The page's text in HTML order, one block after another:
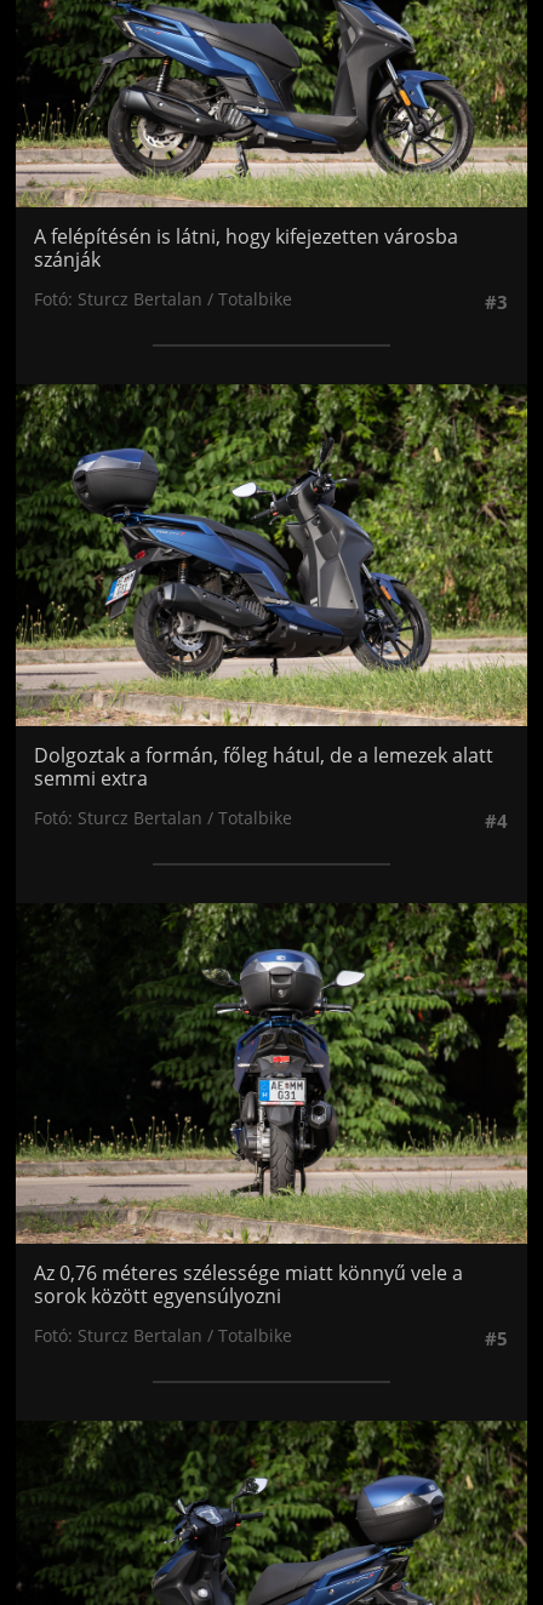
A felépítésén is látni, hogy kifejezetten városba
szánják
Fotó: Sturcz Bertalan / Totalbike #3
Jön még kép!
Dolgoztak a formán, főleg hátul, de a lemezek alatt
semmi extra
Fotó: Sturcz Bertalan / Totalbike #4
Jön még kép!
Az 0,76 méteres szélessége miatt könnyű vele a
sorok között egyensúlyozni
Fotó: Sturcz Bertalan / Totalbike #5
Jön még kép!